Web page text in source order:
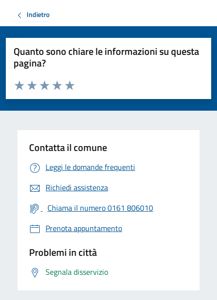
Indietro
Quanto sono chiare le informazioni su questa
pagina?
Valuta da 1 a 5 stelle la pagina
Valuta 5 stelle su 5
Valuta 4 stelle su 5
Valuta 3 stelle su 5
Valuta 2 stelle su 5
Valuta 1 stelle su 5
Contatta il comune
Leggi le domande frequenti
Richiedi assistenza
Chiama il numero 0161 806010
Prenota appuntamento
Problemi in città
Segnala disservizio